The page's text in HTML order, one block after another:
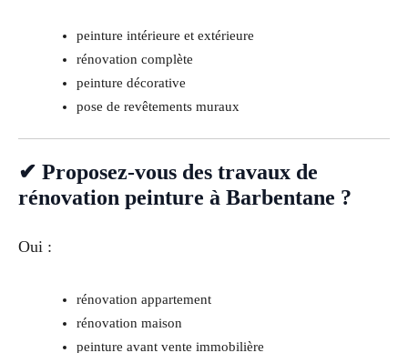
peinture intérieure et extérieure
rénovation complète
peinture décorative
pose de revêtements muraux
✔ Proposez-vous des travaux de
rénovation peinture à Barbentane ?
Oui :
rénovation appartement
rénovation maison
peinture avant vente immobilière